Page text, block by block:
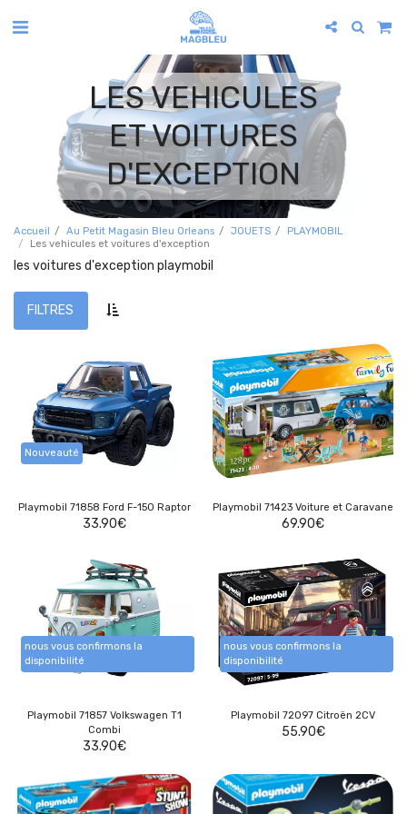
LES VEHICULES
ET VOITURES
D'EXCEPTION
Accueil Au Petit Magasin Bleu Orleans JOUETS
PLAYMOBIL
Les vehicules et voitures d'exception
les voitures d'exception playmobil
FILTRES
Nouveauté
Playmobil 71858 Ford F-150 Raptor
33.90€
Playmobil 71423 Voiture et Caravane
69.90€
nous vous confirmons la
disponibilité
Playmobil 71857 Volkswagen T1
Combi
33.90€
nous vous confirmons la
disponibilité
Playmobil 72097 Citroën 2CV
55.90€